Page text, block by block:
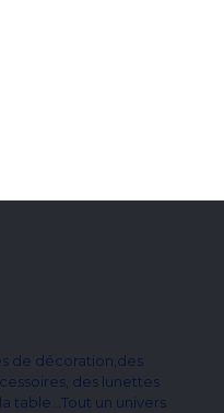
de décoration,des
des lunettes
table...Tout un univers